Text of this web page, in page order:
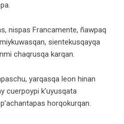
nispas Francamente, ñawpaq
sientekusqayqa
chaqrusqa karqan.
yarqasqa leon hinan
cuerpoypi k’uyusqata
horqokurqan.